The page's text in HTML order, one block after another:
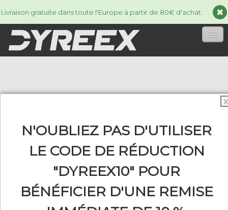
Livraison gratuite dans toute l'Europe à partir de 80€ d'achat.
CORDAGES▼
0
X
N'OUBLIEZ PAS D'UTILISER
LE CODE DE RÉDUCTION
"DYREEX10" POUR
BÉNÉFICIER D'UNE REMISE